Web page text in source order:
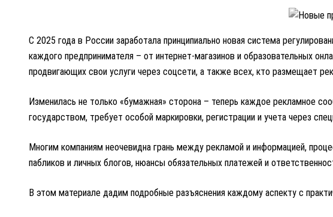
С 2025 года в России заработала принципиально новая система
каждого предпринимателя – от интернет-магазинов и образовательных
продвигающих свои услуги через соцсети, а также всех, кто размещает
Изменилась не только «бумажная» сторона – теперь каждое рекламное
государством, требует особой маркировки, регистрации и учета через
Многим компаниям неочевидна грань между рекламой и информацией,
пабликов и личных блогов, нюансы обязательных платежей и
В этом материале дадим подробные разъяснения каждому аспекту с